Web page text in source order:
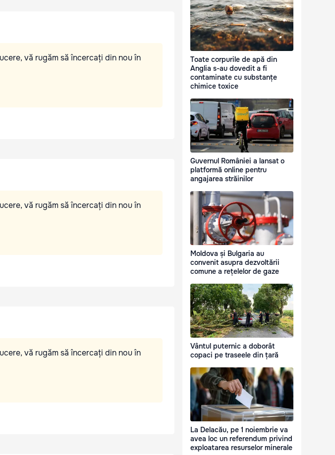
vă rugăm să încercați din nou în
vă rugăm să încercați din nou în
vă rugăm să încercați din nou în
Toate corpurile de apă din
Anglia s-au dovedit a fi
contaminate cu substanțe
chimice toxice
Guvernul României a lansat o
platformă online pentru
angajarea străinilor
Moldova și Bulgaria au
convenit asupra dezvoltării
comune a rețelelor de gaze
Vântul puternic a doborât
copaci pe traseele din țară
La Delacău, pe 1 noiembrie va
avea loc un referendum privind
exploatarea resurselor minerale